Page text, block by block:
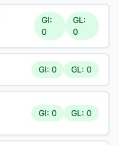
GI:
0
GL:
0
GI: 0 GL: 0
GI: 0 GL: 0